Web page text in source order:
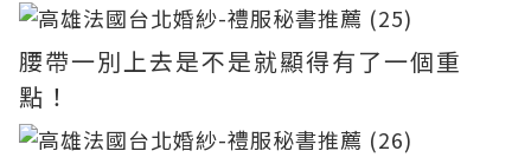
腰帶一別上去是不是就顯得有了一個重
點！